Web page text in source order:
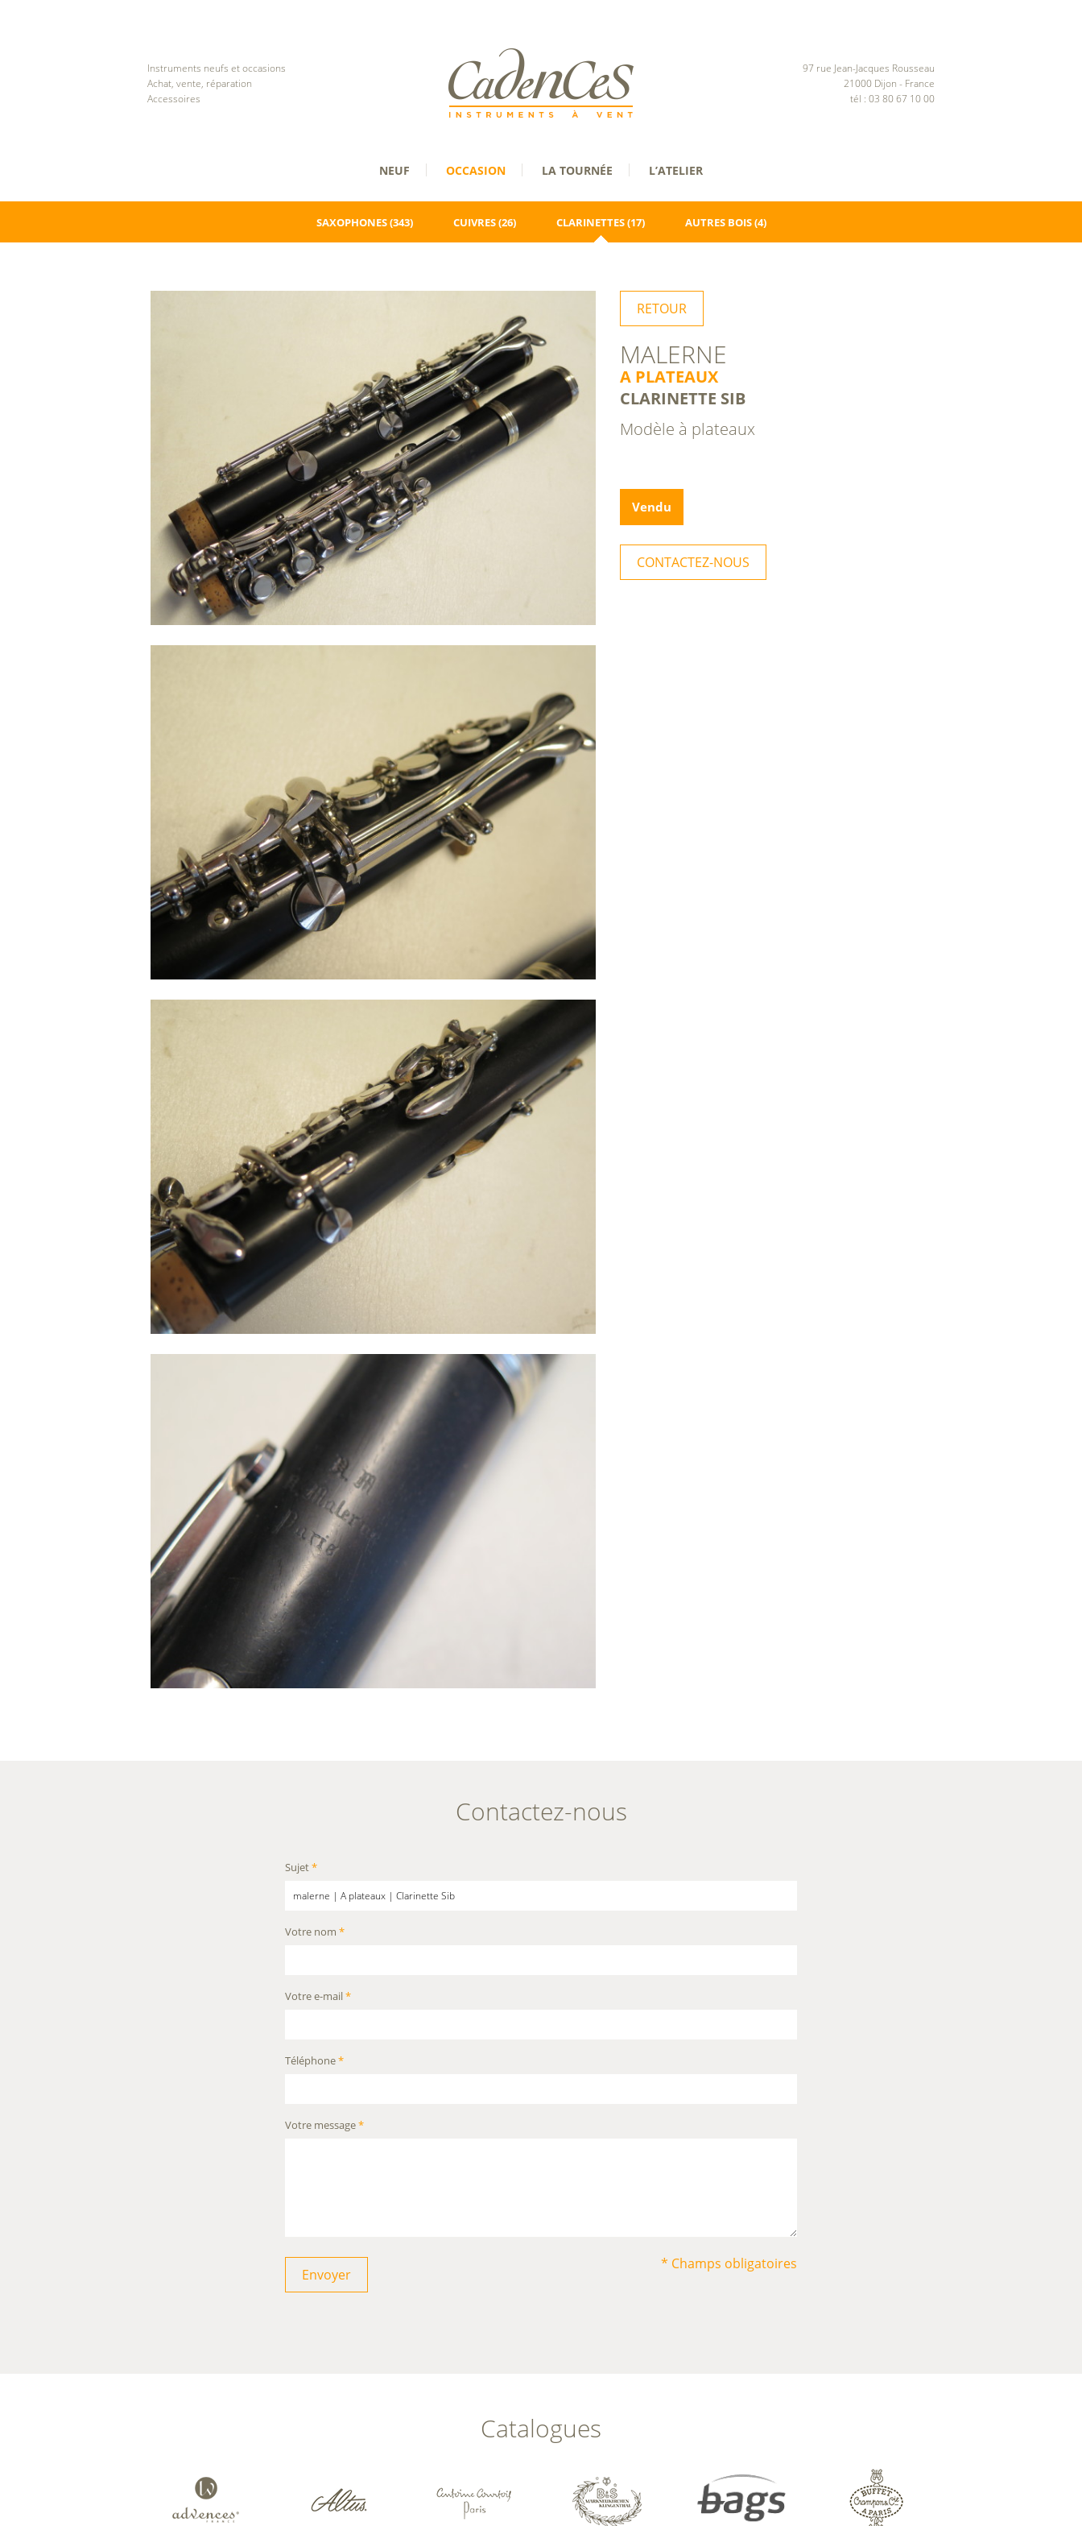
Instruments neufs et occasions
Achat, vente, réparation
Accessoires
97 rue Jean-Jacques Rousseau
21000 Dijon - France
tél : 03 80 67 10 00
NEUF OCCASION LA TOURNÉE L’ATELIER
SAXOPHONES(343) CUIVRES(26) CLARINETTES(17) AUTRES BOIS(4)
RETOUR
MALERNE
A PLATEAUX
CLARINETTE SIB
Modèle à plateaux
Vendu
CONTACTEZ-NOUS
Contactez-nous
Sujet*
Votre nom *
Votre e-mail*
Téléphone*
Votre message*
Envoyer
* Champs obligatoires
Catalogues